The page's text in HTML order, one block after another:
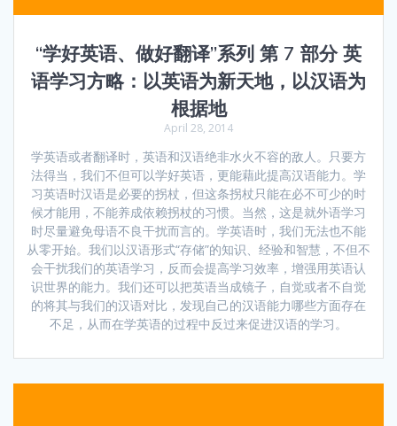
“学好英语、做好翻译”系列 第 7 部分 英
语学习方略：以英语为新天地，以汉语为
根据地
April 28, 2014
学英语或者翻译时，英语和汉语绝非水火不容的敌人。只要方
法得当，我们不但可以学好英语，更能藉此提高汉语能力。学
习英语时汉语是必要的拐杖，但这条拐杖只能在必不可少的时
候才能用，不能养成依赖拐杖的习惯。当然，这是就外语学习
时尽量避免母语不良干扰而言的。学英语时，我们无法也不能
从零开始。我们以汉语形式“存储”的知识、经验和智慧，不但不
会干扰我们的英语学习，反而会提高学习效率，增强用英语认
识世界的能力。我们还可以把英语当成镜子，自觉或者不自觉
的将其与我们的汉语对比，发现自己的汉语能力哪些方面存在
不足，从而在学英语的过程中反过来促进汉语的学习。